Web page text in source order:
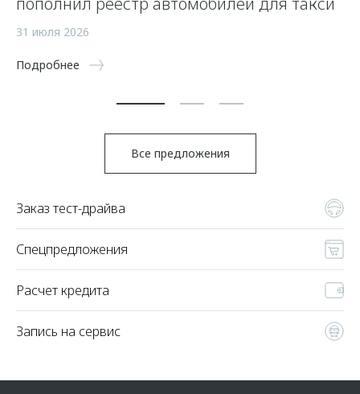
31 июля 2026
Подробнее
Все предложения
Заказ тест-драйва
Спецпредложения
Расчет кредита
Запись на сервис